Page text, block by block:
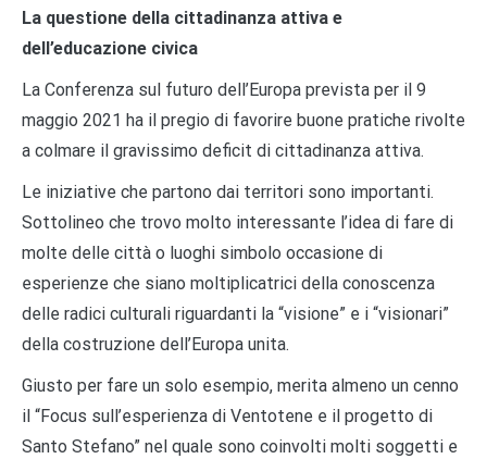
La questione della cittadinanza attiva e
dell’educazione civica
La Conferenza sul futuro dell’Europa prevista per il 9
maggio 2021 ha il pregio di favorire buone pratiche rivolte
a colmare il gravissimo deficit di cittadinanza attiva.
Le iniziative che partono dai territori sono importanti.
Sottolineo che trovo molto interessante l’idea di fare di
molte delle città o luoghi simbolo occasione di
esperienze che siano moltiplicatrici della conoscenza
delle radici culturali riguardanti la “visione” e i “visionari”
della costruzione dell’Europa unita.
Giusto per fare un solo esempio, merita almeno un cenno
il “Focus sull’esperienza di Ventotene e il progetto di
Santo Stefano” nel quale sono coinvolti molti soggetti e